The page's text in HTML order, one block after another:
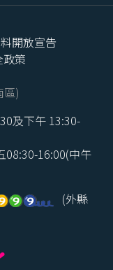
開放宣告
策
區)
及下午 13:30-
08:30-16:00(中午
(外縣